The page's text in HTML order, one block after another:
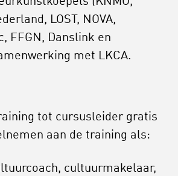
LOST, NOVA,
FFGN, Danslink en
met LKCA.
tot cursusleider gratis
aan de training als:
cultuurmakelaar,